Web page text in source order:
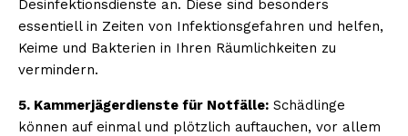
Desinfektionsdienste an. Diese sind besonders
essentiell in Zeiten von Infektionsgefahren und helfen,
Keime und Bakterien in Ihren Räumlichkeiten zu
vermindern.
5. Kammerjägerdienste für Notfälle: Schädlinge
können auf einmal und plötzlich auftauchen, vor allem